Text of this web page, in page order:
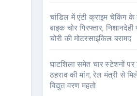
चांडिल में एंटी क्राइम चेकिंग के
बाइक चोर गिरफ्तार,
चोरी की मोटरसाइकिल बरामद
घाटशिला समेत चार स्टेशनों
ठहराव की मांग, रेल मंत्री से
विद्युत वरण महतो